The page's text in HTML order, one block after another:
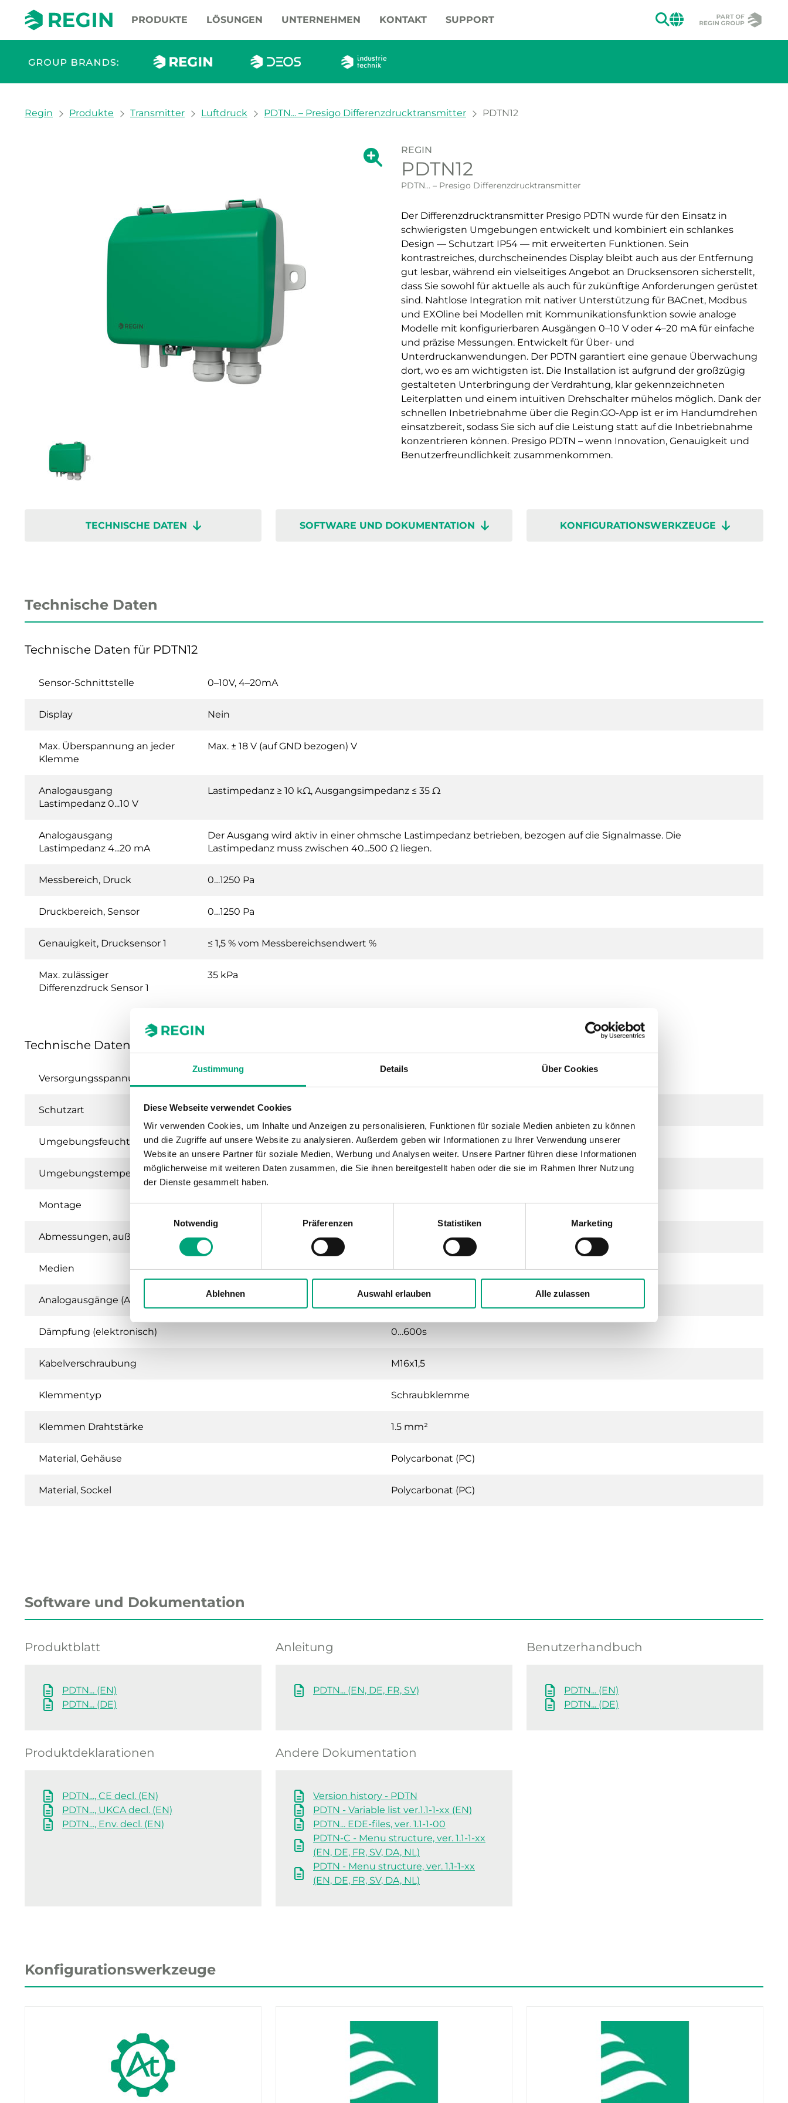
Zustimmung Details Über Cookies
Diese Webseite verwendet Cookies
Wir verwenden Cookies, um Inhalte und Anzeigen zu personalisieren, Funktionen für soziale Medien anbieten zu können
und die Zugriffe auf unsere Website zu analysieren. Außerdem geben wir Informationen zu Ihrer Verwendung unserer
Website an unsere Partner für soziale Medien, Werbung und Analysen weiter. Unsere Partner führen diese Informationen
möglicherweise mit weiteren Daten zusammen, die Sie ihnen bereitgestellt haben oder die sie im Rahmen Ihrer Nutzung
der Dienste gesammelt haben.
Notwendig
Präferenzen Statistiken Marketing
Ablehnen Auswahl erlauben Alle zulassen
PRODUKTE LÖSUNGEN UNTERNEHMEN KONTAKT SUPPORT SUCHEN
CHANGE
You are here:
Regin Produkte Transmitter Luftdruck PDTN... – Presigo Differenzdrucktransmitter PDTN12
Zeige große Version des Bildes.
Zeige große Version des Bildes.
REGIN
PDTN12
PDTN... – Presigo Differenzdrucktransmitter
Der Differenzdrucktransmitter Presigo PDTN wurde für den Einsatz in
schwierigsten Umgebungen entwickelt und kombiniert ein schlankes
Design — Schutzart IP54 — mit erweiterten Funktionen. Sein
kontrastreiches, durchscheinendes Display bleibt auch aus der Entfernung
gut lesbar, während ein vielseitiges Angebot an Drucksensoren sicherstellt,
dass Sie sowohl für aktuelle als auch für zukünftige Anforderungen gerüstet
sind. Nahtlose Integration mit nativer Unterstützung für BACnet, Modbus
und EXOline bei Modellen mit Kommunikationsfunktion sowie analoge
Modelle mit konfigurierbaren Ausgängen 0–10 V oder 4–20 mA für einfache
und präzise Messungen. Entwickelt für Über- und
Unterdruckanwendungen. Der PDTN garantiert eine genaue Überwachung
dort, wo es am wichtigsten ist. Die Installation ist aufgrund der großzügig
gestalteten Unterbringung der Verdrahtung, klar gekennzeichneten
Leiterplatten und einem intuitiven Drehschalter mühelos möglich. Dank der
schnellen Inbetriebnahme über die Regin:GO-App ist er im Handumdrehen
einsatzbereit, sodass Sie sich auf die Leistung statt auf die Inbetriebnahme
konzentrieren können. Presigo PDTN – wenn Innovation, Genauigkeit und
Benutzerfreundlichkeit zusammenkommen.
TECHNISCHE DATEN SOFTWARE UND DOKUMENTATION KONFIGURATIONSWERKZEUGE
Technische Daten
Technische Daten für PDTN12
Sensor-Schnittstelle 0–10V, 4–20mA
Display Nein
Max. Überspannung an jeder
Klemme
Max. ± 18 V (auf GND bezogen) V
Analogausgang
Lastimpedanz 0...10 V
Lastimpedanz ≥ 10 kΩ, Ausgangsimpedanz ≤ 35 Ω
Analogausgang
Lastimpedanz 4...20 mA
Der Ausgang wird aktiv in einer ohmsche Lastimpedanz betrieben, bezogen auf die Signalmasse. Die
Lastimpedanz muss zwischen 40...500 Ω liegen.
Messbereich, Druck 0…1250 Pa
Druckbereich, Sensor 0…1250 Pa
Genauigkeit, Drucksensor 1 ≤ 1,5 % vom Messbereichsendwert %
Max. zulässiger
Differenzdruck Sensor 1
35 kPa
Technische Daten für PDTN... – Presigo Differenzdrucktransmitter
Versorgungsspannung
Schutzart
Umgebungsfeuchte (nicht kondensierend) 0…95 % RH
Umgebungstemperatur -25…50 °C
Montage Wand
Abmessungen, außen (B x H x T) 120x40x112 mm
Medien Luft, nicht brennbare und nicht aggressive Gase
Analogausgänge (AO) 0...10 V oder 4...20 mA
Dämpfung (elektronisch) 0…600s
Kabelverschraubung M16x1,5
Klemmentyp Schraubklemme
Klemmen Drahtstärke 1.5 mm²
Material, Gehäuse Polycarbonat (PC)
Material, Sockel Polycarbonat (PC)
Software und Dokumentation
Produktblatt
PDTN... (EN)
PDTN... (DE)
Anleitung
PDTN... (EN, DE, FR, SV)
Benutzerhandbuch
PDTN... (EN)
PDTN... (DE)
Produktdeklarationen
PDTN..., CE decl. (EN)
PDTN..., UKCA decl. (EN)
PDTN..., Env. decl. (EN)
Andere Dokumentation
Version history - PDTN
PDTN - Variable list ver.1.1-1-xx (EN)
PDTN... EDE-files, ver. 1.1-1-00
PDTN-C - Menu structure, ver. 1.1-1-xx
(EN, DE, FR, SV, DA, NL)
PDTN - Menu structure, ver. 1.1-1-xx
(EN, DE, FR, SV, DA, NL)
Konfigurationswerkzeuge